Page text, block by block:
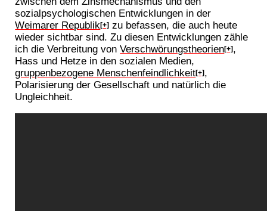
sozialpsychologischen Entwicklungen in der
Weimarer Republik[+] zu befassen, die auch heute
wieder sichtbar sind. Zu diesen Entwicklungen zähle
ich die Verbreitung vonVerschwörungstheorien[+] ,
Hass und Hetze in den sozialen Medien,
gruppenbezogene Menschenfeindlichkeit[+] ,
Polarisierung der Gesellschaft und natürlich die
Ungleichheit.